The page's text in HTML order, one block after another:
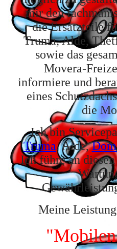
mir den
die Ersatzteile
Truma, Alde,
sowie das
Movera-
informiere und
eines
die
Ich bin
Truma, Alde,
Ich führe an
Meine